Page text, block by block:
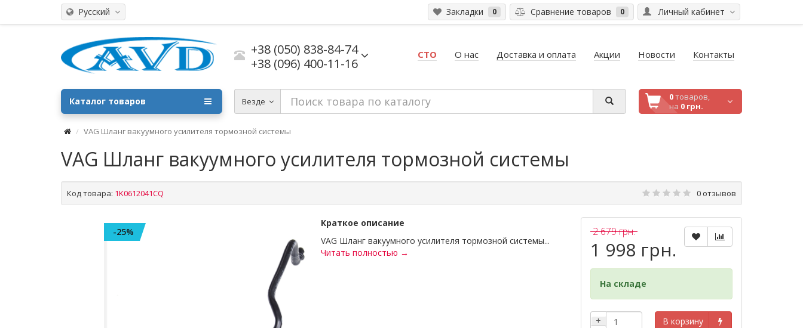
Русский Личный кабинет
Закладки 0 Сравнение товаров 0
+38 (050) 838-84-74
+38 (096) 400-11-16
СТО О нас Доставка и оплата Акции Новости Контакты
Везде 0товаров,
на 0 грн.
Каталог товаров
VAG Шланг вакуумного усилителя тормозной системы
VAG Шланг вакуумного усилителя тормозной системы
Код товара: 1K0612041CQ 0 отзывов
-25%
Краткое описание
VAG Шланг вакуумного усилителя тормозной системы...
Читать полностью →
2 679 грн.
1 998 грн.
На складе
+ В корзину